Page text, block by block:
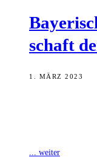
schaft
1. MÄRZ 2023
... weiter